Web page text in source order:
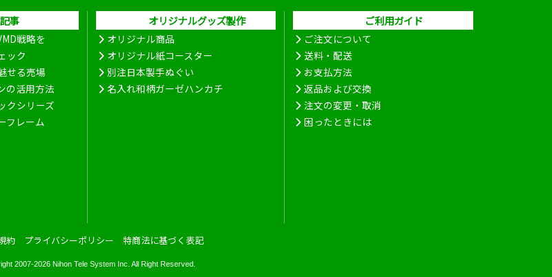
事
戦略を
ック
せる売場
の活用方法
クシリーズ
フレーム
オリジナルグッズ製作
オリジナル商品
オリジナル紙コースター
別注日本製手ぬぐい
名入れ和柄ガーゼハンカチ
ご利用ガイド
ご注文について
送料・配送
お支払方法
返品および交換
注文の変更・取消
困ったときには
約 プライバシーポリシー 特商法に基づく表記
2007-2026 Nihon Tele System Inc. All Right Reserved.